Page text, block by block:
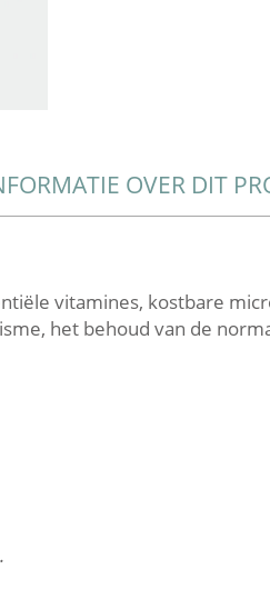
OVER DIT
vitamines, kostbare
het behoud van de